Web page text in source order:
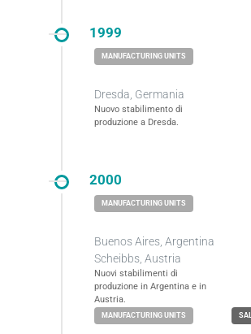
1999
Dresda, Germania
Nuovo stabilimento di
produzione a Dresda.
2000
Buenos Aires, Argentina
Scheibbs, Austria
Nuovi stabilimenti di
produzione in Argentina e in
Austria.